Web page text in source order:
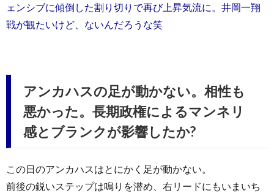
ェンシブに傾倒した割り切りで再び上昇気流に。井岡一翔
戦が観たいけど、ないんだろうな笑
アンカハスの足が動かない。相性も
悪かった。長期政権によるマンネリ
感とブランクが影響したか?
この日のアンカハスはとにかく足が動かない。
前後の鋭いステップは鳴りを潜め、右リードにもいまいち